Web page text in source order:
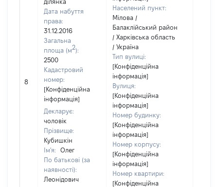
8
ділянка
Дата набуття
права:
31.12.2016
Загальна
площа (м2):
2500
Кадастровий
номер:
[Конфіденційна
інформація]
Декларує:
чоловік
Прізвище:
Кубишкін
Ім'я:
Олег
По батькові (за
наявності):
Леонідович
Населений пункт:
Мілова /
Балаклійський район
/ Харківська область
/ Україна
Тип вулиці:
[Конфіденційна
інформація]
Вулиця:
[Конфіденційна
інформація]
Номер будинку:
[Конфіденційна
інформація]
Номер корпусу:
[Конфіденційна
інформація]
Номер квартири:
[Конфіденційна